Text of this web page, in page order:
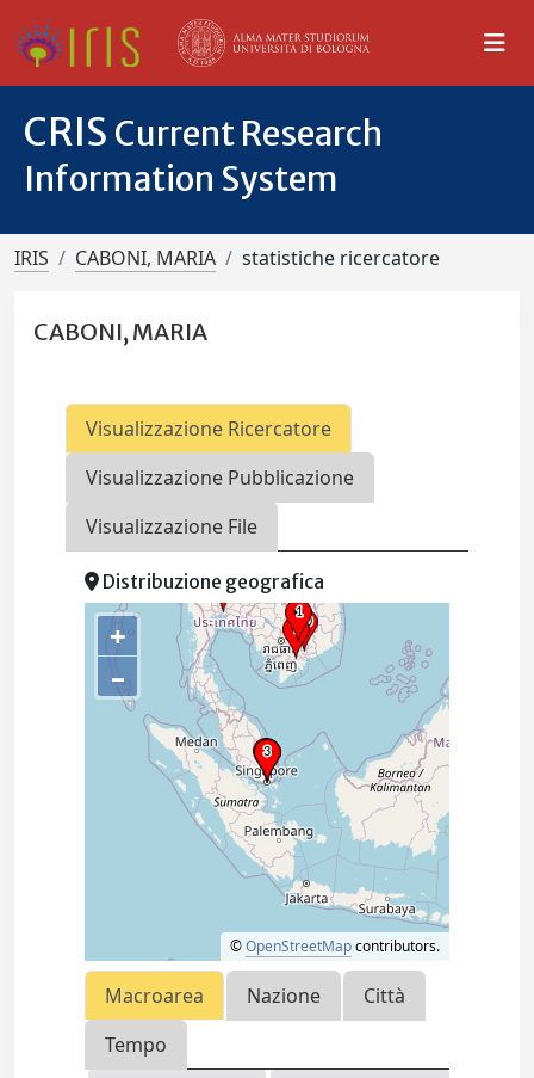
CRIS Current Research
Information System
IRIS CABONI, MARIA statistiche ricercatore
CABONI, MARIA
Visualizzazione Ricercatore
Visualizzazione Pubblicazione
Visualizzazione File
Distribuzione geografica
+
–
©OpenStreetMapcontributors.
Macroarea Nazione
Città
Tempo